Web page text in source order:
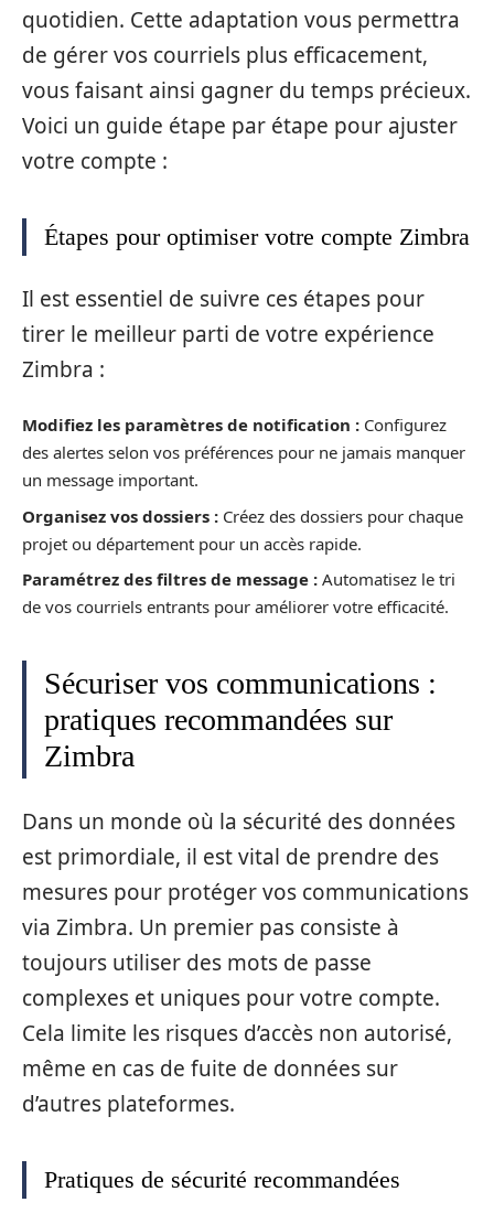
quotidien. Cette adaptation vous permettra
de gérer vos courriels plus efficacement,
vous faisant ainsi gagner du temps précieux.
Voici un guide étape par étape pour ajuster
votre compte :
Étapes pour optimiser votre compte Zimbra
Il est essentiel de suivre ces étapes pour
tirer le meilleur parti de votre expérience
Zimbra :
Modifiez les paramètres de notification : Configurez
des alertes selon vos préférences pour ne jamais manquer
un message important.
Organisez vos dossiers : Créez des dossiers pour chaque
projet ou département pour un accès rapide.
Paramétrez des filtres de message : Automatisez le tri
de vos courriels entrants pour améliorer votre efficacité.
Sécuriser vos communications :
pratiques recommandées sur
Zimbra
Dans un monde où la sécurité des données
est primordiale, il est vital de prendre des
mesures pour protéger vos communications
via Zimbra. Un premier pas consiste à
toujours utiliser des mots de passe
complexes et uniques pour votre compte.
Cela limite les risques d’accès non autorisé,
même en cas de fuite de données sur
d’autres plateformes.
Pratiques de sécurité recommandées